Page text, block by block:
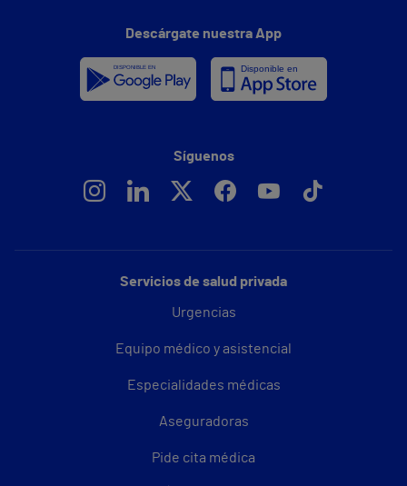
Servicios de salud privada
Urgencias
Equipo médico y asistencial
Especialidades médicas
Aseguradoras
Pide cita médica
Descárgate nuestra App
Síguenos